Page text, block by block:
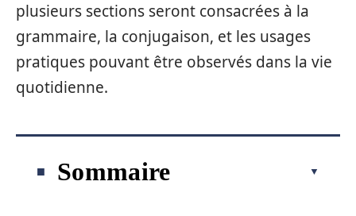
plusieurs sections seront consacrées à la
grammaire, la conjugaison, et les usages
pratiques pouvant être observés dans la vie
quotidienne.
Sommaire